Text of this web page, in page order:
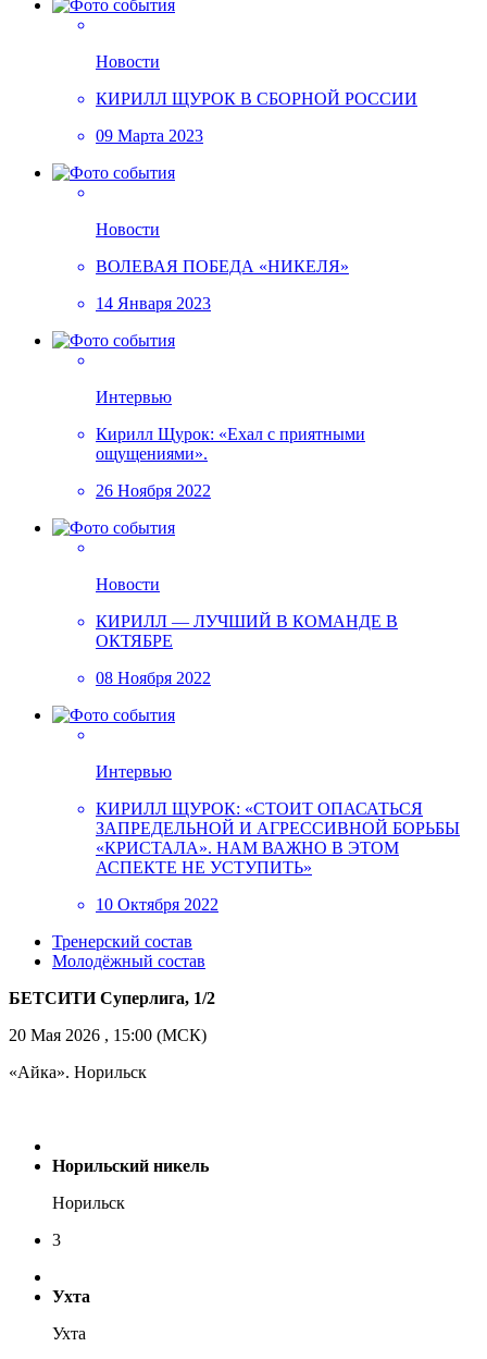
Новости
КИРИЛЛ ЩУРОК В СБОРНОЙ РОССИИ
09 Марта 2023
Новости
ВОЛЕВАЯ ПОБЕДА «НИКЕЛЯ»
14 Января 2023
Интервью
Кирилл Щурок: «Ехал с приятными
ощущениями».
26 Ноября 2022
Новости
КИРИЛЛ — ЛУЧШИЙ В КОМАНДЕ В
ОКТЯБРЕ
08 Ноября 2022
Интервью
КИРИЛЛ ЩУРОК: «СТОИТ ОПАСАТЬСЯ
ЗАПРЕДЕЛЬНОЙ И АГРЕССИВНОЙ БОРЬБЫ
«КРИСТАЛА». НАМ ВАЖНО В ЭТОМ
АСПЕКТЕ НЕ УСТУПИТЬ»
10 Октября 2022
Тренерский состав
Молодёжный состав
БЕТСИТИ Суперлига, 1/2
20 Мая 2026 , 15:00 (МСК)
«Айка». Норильск
Норильский никель
Норильск
3
Ухта
Ухта